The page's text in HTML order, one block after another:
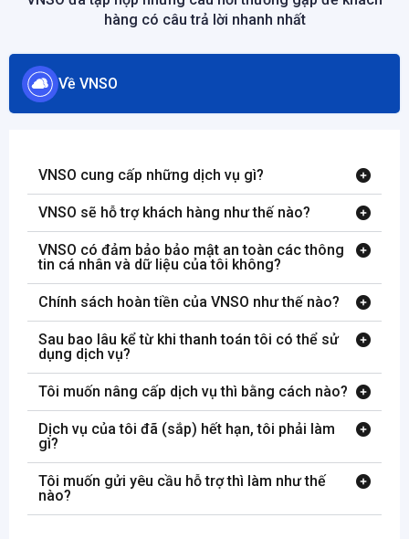
hàng có câu trả lời nhanh nhất
Về VNSO
VNSO cung cấp những dịch vụ gì?
VNSO sẽ hỗ trợ khách hàng như thế nào?
VNSO có đảm bảo bảo mật an toàn các thông
tin cá nhân và dữ liệu của tôi không?
Chính sách hoàn tiền của VNSO như thế nào?
Sau bao lâu kể từ khi thanh toán tôi có thể sử
dụng dịch vụ?
Tôi muốn nâng cấp dịch vụ thì bằng cách nào?
Dịch vụ của tôi đã (sắp) hết hạn, tôi phải làm
gì?
Tôi muốn gửi yêu cầu hỗ trợ thì làm như thế
nào?